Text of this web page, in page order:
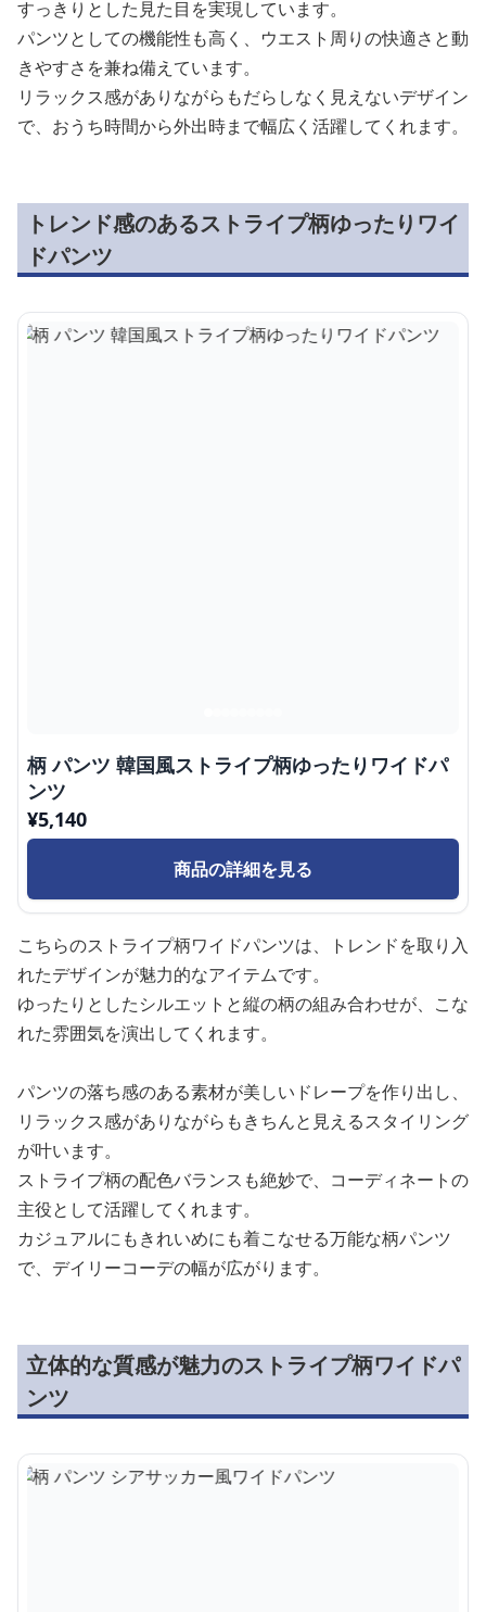
すっきりとした見た目を実現しています。
パンツとしての機能性も高く、ウエスト周りの快適さと動
きやすさを兼ね備えています。
リラックス感がありながらもだらしなく見えないデザイン
で、おうち時間から外出時まで幅広く活躍してくれます。
トレンド感のあるストライプ柄ゆったりワイ
ドパンツ
柄 パンツ 韓国風ストライプ柄ゆったりワイドパ
ンツ
¥5,140
商品の詳細を見る
こちらのストライプ柄ワイドパンツは、トレンドを取り入
れたデザインが魅力的なアイテムです。
ゆったりとしたシルエットと縦の柄の組み合わせが、こな
れた雰囲気を演出してくれます。
パンツの落ち感のある素材が美しいドレープを作り出し、
リラックス感がありながらもきちんと見えるスタイリング
が叶います。
ストライプ柄の配色バランスも絶妙で、コーディネートの
主役として活躍してくれます。
カジュアルにもきれいめにも着こなせる万能な柄パンツ
で、デイリーコーデの幅が広がります。
立体的な質感が魅力のストライプ柄ワイドパ
ンツ